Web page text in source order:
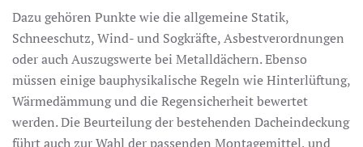
Dazu gehören Punkte wie die allgemeine Statik,
Schneeschutz, Wind- und Sogkräfte, Asbestverordnungen
oder auch Auszugswerte bei Metalldächern. Ebenso
müssen einige bauphysikalische Regeln wie Hinterlüftung,
Wärmedämmung und die Regensicherheit bewertet
werden. Die Beurteilung der bestehenden Dacheindeckung
führt auch zur Wahl der passenden Montagemittel, und